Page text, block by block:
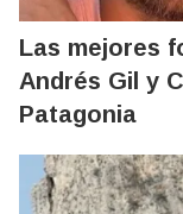
Las mejores
Andrés Gil y
Patagonia